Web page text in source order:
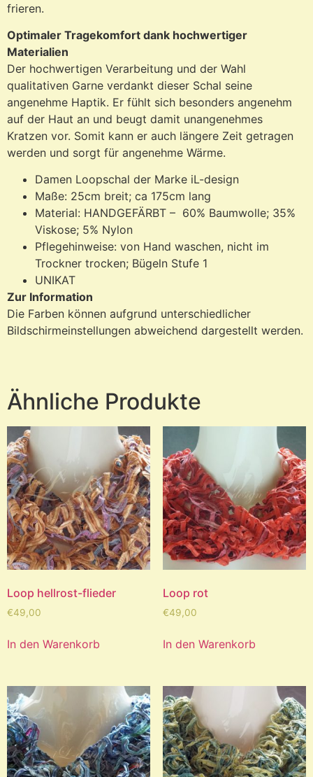
frieren.
Optimaler Tragekomfort dank hochwertiger
Materialien
Der hochwertigen Verarbeitung und der Wahl
qualitativen Garne verdankt dieser Schal seine
angenehme Haptik. Er fühlt sich besonders angenehm
auf der Haut an und beugt damit unangenehmes
Kratzen vor. Somit kann er auch längere Zeit getragen
werden und sorgt für angenehme Wärme.
Damen Loopschal der Marke iL-design
Maße: 25cm breit; ca 175cm lang
Material: HANDGEFÄRBT – 60% Baumwolle; 35%
Viskose; 5% Nylon
Pflegehinweise: von Hand waschen, nicht im
Trockner trocken; Bügeln Stufe 1
UNIKAT
Zur Information
Die Farben können aufgrund unterschiedlicher
Bildschirmeinstellungen abweichend dargestellt werden.
Ähnliche Produkte
Loop hellrost-flieder
€49,00
In den Warenkorb
Loop rot
€49,00
In den Warenkorb